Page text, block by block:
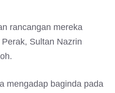
rancangan mereka
Sultan Nazrin
mengadap baginda pada